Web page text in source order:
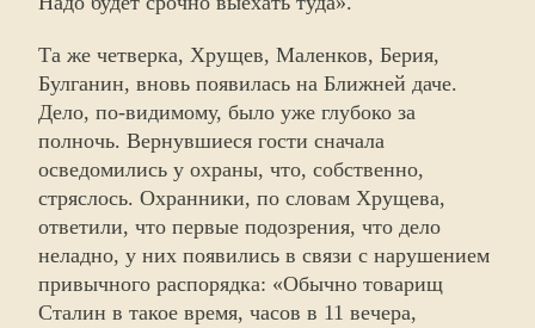
Та же четверка, Хрущев, Маленков, Берия,
Булганин, вновь появилась на Ближней даче.
Дело, по-видимому, было уже глубоко за
полночь. Вернувшиеся гости сначала
осведомились у охраны, что, собственно,
стряслось. Охранники, по словам Хрущева,
ответили, что первые подозрения, что дело
неладно, у них появились в связи с нарушением
привычного распорядка: «Обычно товарищ
Сталин в такое время, часов в 11 вечера,